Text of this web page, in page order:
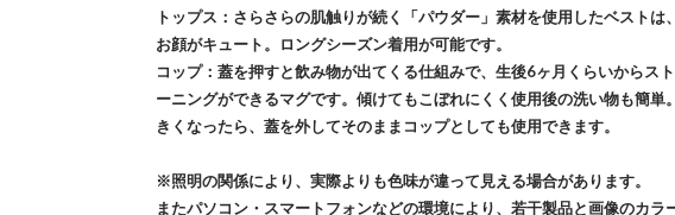
トップス：さらさらの肌触りが続く「パウダー」素材を使用したベストは
お顔がキュート。ロングシーズン着用が可能です。
コップ：蓋を押すと飲み物が出てくる仕組みで、生後6ヶ月くらいからス
ーニングができるマグです。傾けてもこぼれにくく使用後の洗い物も簡単
きくなったら、蓋を外してそのままコップとしても使用できます。
※照明の関係により、実際よりも色味が違って見える場合があります。
またパソコン・スマートフォンなどの環境により、若干製品と画像のカラ